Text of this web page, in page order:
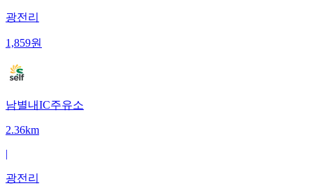
광전리
1,859원
남별내IC주유소
2.36km
|
광전리